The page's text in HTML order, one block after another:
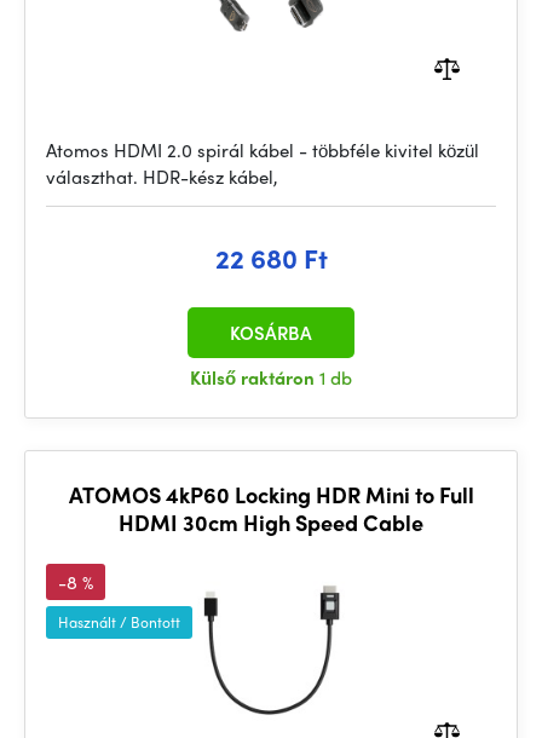
Atomos HDMI 2.0 spirál kábel - többféle kivitel közül
választhat. HDR-kész kábel,
22 680 Ft
Külső raktáron 1 db
KOSÁRBA
ATOMOS 4kP60 Locking HDR Mini to Full
HDMI 30cm High Speed Cable
-8 %
Használt / Bontott